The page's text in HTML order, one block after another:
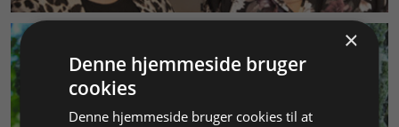
×
Denne hjemmeside bruger
cookies
Denne hjemmeside bruger cookies til at